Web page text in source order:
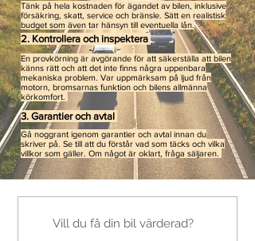
Tänk på hela kostnaden för ägandet av bilen, inklusive
försäkring, skatt, service och bränsle. Sätt en realistisk
budget som även tar hänsyn till eventuella lån.
2. Kontrollera och inspektera
En provkörning är avgörande för att säkerställa att bilen
känns rätt och att det inte finns några uppenbara
mekaniska problem. Var uppmärksam på ljud från
motorn, bromsarnas funktion och bilens allmänna
körkomfort.
3. Garantier och avtal
Gå noggrant igenom garantier och avtal innan du
skriver på. Se till att du förstår vad som täcks och vilka
villkor som gäller. Om något är oklart, fråga säljaren.
Vill du få din bil värderad?